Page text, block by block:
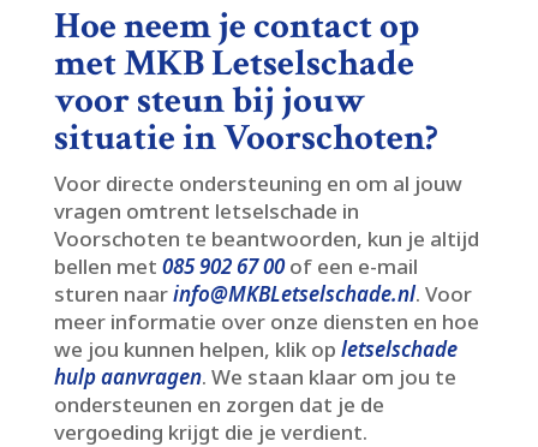
Hoe neem je contact op
met MKB Letselschade
voor steun bij jouw
situatie in Voorschoten?
Voor directe ondersteuning en om al jouw
vragen omtrent letselschade in
Voorschoten te beantwoorden, kun je altijd
bellen met 085 902 67 00of een e-mail
sturen naarinfo@MKBLetselschade.​nl.​ Voor
meer informatie over onze diensten en hoe
we jou kunnen helpen, klik op letselschade
hulp aanvragen.​ We staan klaar om jou te
ondersteunen en zorgen dat je de
vergoeding krijgt die je verdient.​